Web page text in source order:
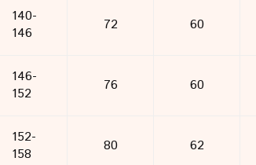
140-
146
72 60
146-
152
76 60
152-
158
80 62